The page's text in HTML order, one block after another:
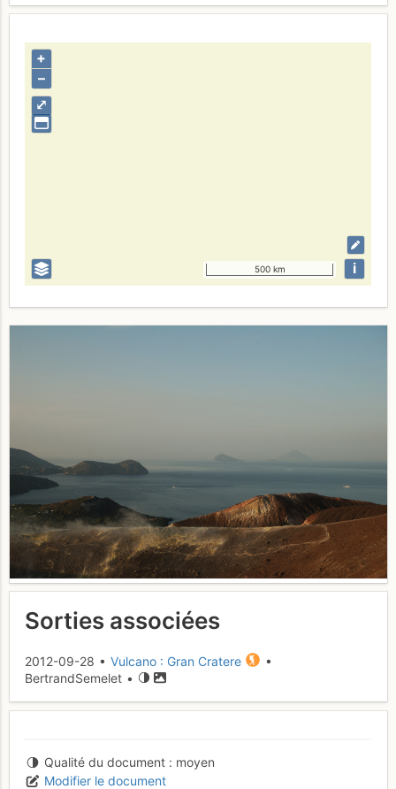
⤢
+
–
500 km i
Sorties associées
2012-09-28 • Vulcano : Gran Cratere
•
BertrandSemelet •
Qualité du document
moyen
Modifier le document